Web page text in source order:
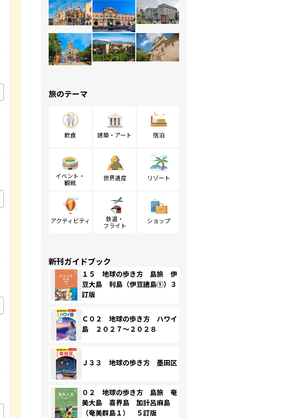
旅のテーマ
飲食 建築・アート 宿泊
イベント・
観戦
世界遺産 リゾート
アクティビティ
鉄道・
フライト
ショップ
新刊ガイドブック
１５ 地球の歩き方 島旅 伊
豆大島 利島（伊豆諸島①）３
訂版
Ｃ０２ 地球の歩き方 ハワイ
島 ２０２７～２０２８
Ｊ３３ 地球の歩き方 墨田区
０２ 地球の歩き方 島旅 奄
美大島 喜界島 加計呂麻島
（奄美群島１） ５訂版